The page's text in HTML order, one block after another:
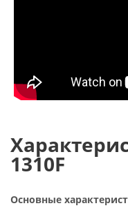
1310F
Основные